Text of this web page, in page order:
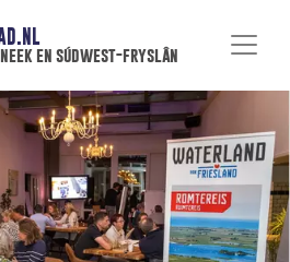
en súdwest-fryslân